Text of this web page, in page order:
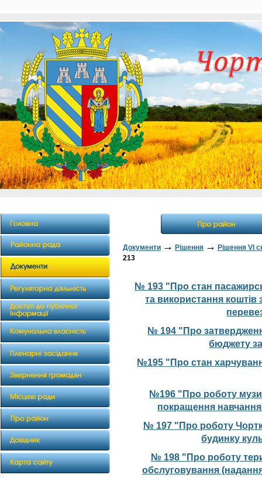
Документи → Рішення → Рішення VI
213
№ 193 "Про стан
та використання
№ 194 "Про
бюджету
№195 "Про стан
№196 "Про роботу
покращення навчання
№ 197 "Про роботу
будинку
№ 198 "Про роботу
обслуговування